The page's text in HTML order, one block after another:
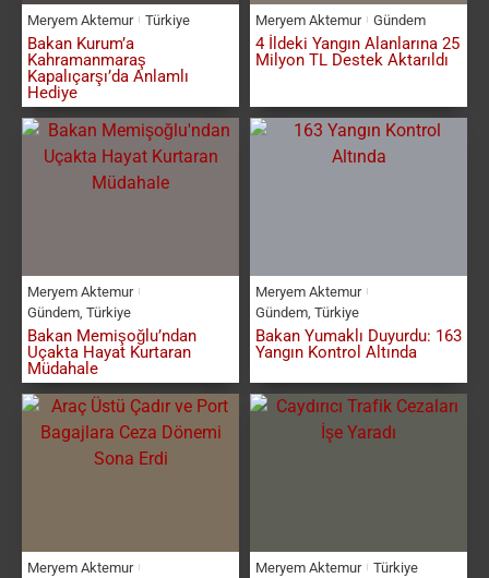
Meryem Aktemur Türkiye
Bakan Kurum’a
Kahramanmaraş
Kapalıçarşı’da Anlamlı
Hediye
Meryem Aktemur Gündem
4 İldeki Yangın Alanlarına 25
Milyon TL Destek Aktarıldı
Meryem Aktemur
Gündem Türkiye
Bakan Memişoğlu’ndan
Uçakta Hayat Kurtaran
Müdahale
Meryem Aktemur
Gündem Türkiye
Bakan Yumaklı Duyurdu: 163
Yangın Kontrol Altında
Meryem Aktemur
Meryem Aktemur Türkiye